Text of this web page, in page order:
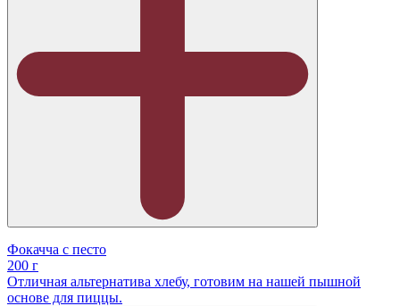
Фокачча с песто
200 г
Отличная альтернатива хлебу, готовим на нашей пышной
основе для пиццы.